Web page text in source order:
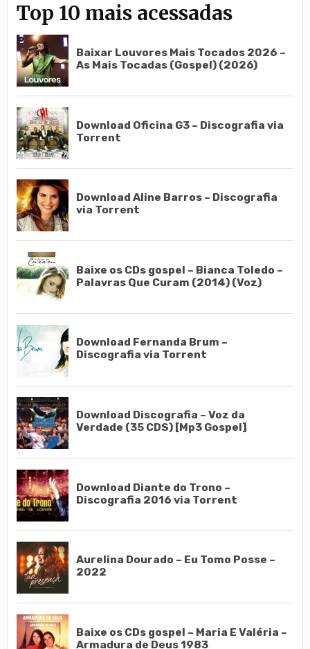
Top 10 mais acessadas